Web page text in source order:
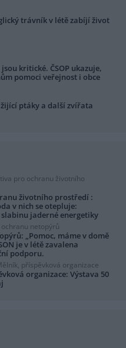
trávník v létě zabíjí život
kritické. ČSOP ukazuje,
pomoci veřejnost i obce
ptáky a další zvířata
pro ochranu životního
životního prostředí :
v nich se otepluje:
jaderné energetiky
netopýrů
„Pomoc, máme v domě
je v létě zavalena
podporu.
příspěvková organizace
organizace: Výstava 50